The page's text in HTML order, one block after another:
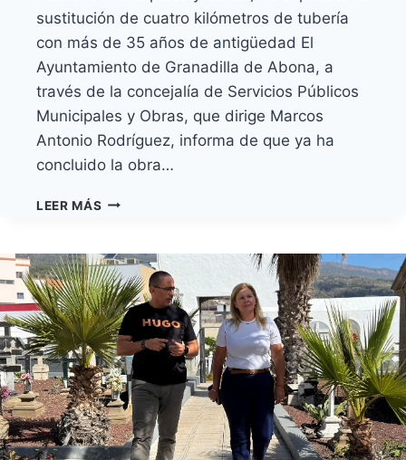
sustitución de cuatro kilómetros de tubería
con más de 35 años de antigüedad El
Ayuntamiento de Granadilla de Abona, a
través de la concejalía de Servicios Públicos
Municipales y Obras, que dirige Marcos
Antonio Rodríguez, informa de que ya ha
concluido la obra…
LEER MÁS EL
EL
PROYECTO
DE
MEJORA
DE
LA
RED
DE
ABASTECIMIENTO
DE
AGUA